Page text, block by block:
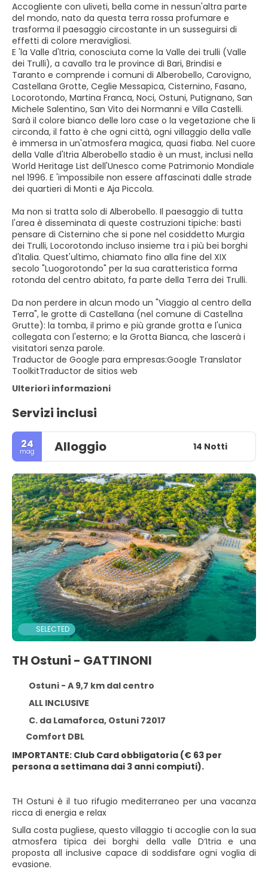
Accogliente con uliveti, bella come in nessun'altra parte
del mondo, nato da questa terra rossa profumare e
trasforma il paesaggio circostante in un susseguirsi di
effetti di colore meravigliosi.
E 'la Valle d'Itria, conosciuta come la Valle dei trulli (Valle
dei Trulli), a cavallo tra le province di Bari, Brindisi e
Taranto e comprende i comuni di Alberobello, Carovigno,
Castellana Grotte, Ceglie Messapica, Cisternino, Fasano,
Locorotondo, Martina Franca, Noci, Ostuni, Putignano, San
Michele Salentino, San Vito dei Normanni e Villa Castelli.
Sarà il colore bianco delle loro case o la vegetazione che li
circonda, il fatto è che ogni città, ogni villaggio della valle
è immersa in un'atmosfera magica, quasi fiaba. Nel cuore
della Valle d'Itria Alberobello stadio è un must, inclusi nella
World Heritage List dell'Unesco come Patrimonio Mondiale
nel 1996. E 'impossibile non essere affascinati dalle strade
dei quartieri di Monti e Aja Piccola.
Ma non si tratta solo di Alberobello. Il paesaggio di tutta
l'area è disseminata di queste costruzioni tipiche: basti
pensare di Cisternino che si pone nel cosiddetto Murgia
dei Trulli, Locorotondo incluso insieme tra i più bei borghi
d'Italia. Quest'ultimo, chiamato fino alla fine del XIX
secolo "Luogorotondo" per la sua caratteristica forma
rotonda del centro abitato, fa parte della Terra dei Trulli.
Da non perdere in alcun modo un "Viaggio al centro della
Terra", le grotte di Castellana (nel comune di Castellna
Grutte): la tomba, il primo e più grande grotta e l'unica
collegata con l'esterno; e la Grotta Bianca, che lascerà i
visitatori senza parole.
Traductor de Google para empresas:Google Translator
ToolkitTraductor de sitios web
Ulteriori informazioni
Servizi inclusi
24
mag Alloggio 14 Notti
SELECTED
TH Ostuni - GATTINONI
Ostuni - A 9,7 km dal centro
ALL INCLUSIVE
C. da Lamaforca, Ostuni 72017
Comfort DBL
IMPORTANTE: Club Card obbligatoria (€ 63 per
persona a settimana dai 3 anni compiuti).
TH Ostuni è il tuo rifugio mediterraneo per una vacanza
ricca di energia e relax
Sulla costa pugliese, questo villaggio ti accoglie con la sua
atmosfera tipica dei borghi della valle D’Itria e una
proposta all inclusive capace di soddisfare ogni voglia di
evasione.